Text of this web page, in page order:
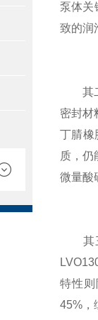
泵体关
致的润
其二
密封材
丁腈橡
质，仍
微量酸
其三
特性
45%，